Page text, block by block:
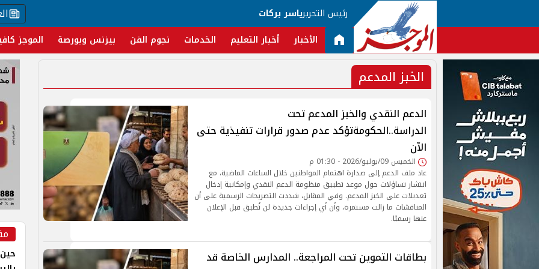
رئيس التحريرياسر بركات
الأخبار أخبار التعليم الخدمات نجوم الفن بيزنس وبورصة الموجز
الخبز المدعم
الدعم النقدي والخبز المدعم تحت
الدراسة..الحكومةتؤكد عدم صدور قرارات تنفيذية حتى
الآن
الخميس 09/يوليو/2026 - 01:30 م
عاد ملف الدعم إلى صدارة اهتمام المواطنين خلال الساعات الماضية، مع
انتشار تساؤلات حول موعد تطبيق منظومة الدعم النقدي وإمكانية إدخال
تعديلات على الخبز المدعم. وفي المقابل، شددت التصريحات الرسمية على أن
المناقشات ما زالت مستمرة، وأن أي إجراءات جديدة لن تُطبق قبل الإعلان
عنها رسميًا.
بطاقات التموين تحت المراجعة.. المدارس الخاصة قد